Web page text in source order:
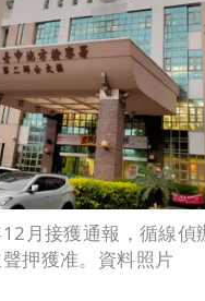
月接獲通報，循線偵
押獲准。資料照片